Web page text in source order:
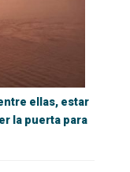
ellas, estar
la puerta para